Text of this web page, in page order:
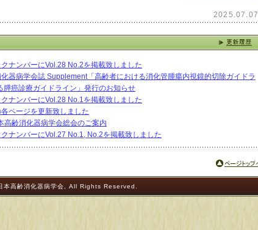
2025.07.07
ナンバーにVol.28 No.2を掲載致しました
化器病学会誌 Supplement「高齢者における消化管腫瘍内視鏡的切除ガイドラ
膵癌診療ガイドライン」発行のお知らせ
ナンバーにVol.28 No.1を掲載致しました
ページを更新致しました
高齢消化器病学会総会のご案内
ナンバーにVol.27 No.1, No.2を掲載致しました
高齢消化器病学会, All Rights Reserved.